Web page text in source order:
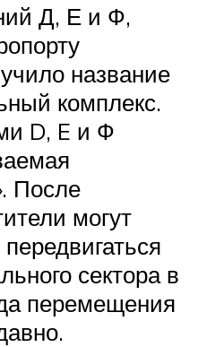
Д, Е и Ф,
название
комплекс.
D, E и Ф
После
могут
сектора в
перемещения